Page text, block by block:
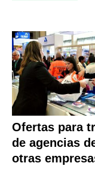
Ofertas para
de agencias
otras